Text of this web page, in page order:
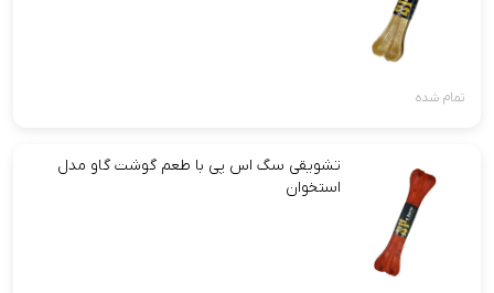
تمام شده
تشویقی سگ اس پی با طعم گوشت گاو مدل
استخوان